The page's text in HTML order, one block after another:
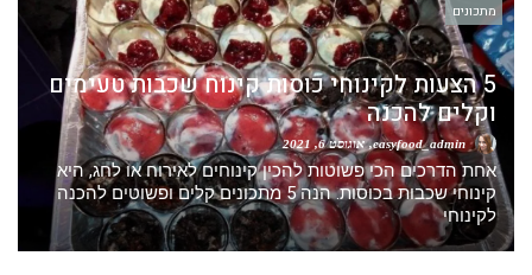
מתכונים
5 הצעות לקינוחי כוסות קינוח שכבות טעימים
וקלים להכנה
easyfood_admin אוגוסט 6, 2021
אחת הדרכים הכי פשוטות להכין קינוחים לאירוח או לחג, היא
קינוחי שכבות בכוסות. הנה 5 מתכונים קלים ופשוטים להכנה
לקינוחי